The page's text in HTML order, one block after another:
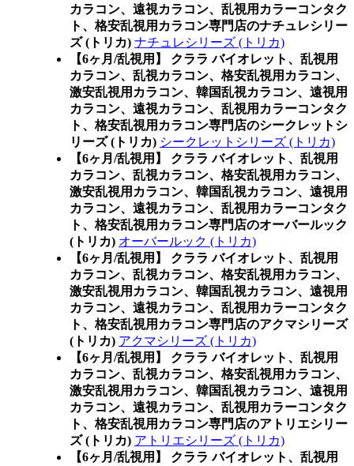
カラコン、遠視カラコン、乱視用カラーコンタク
ト、格安乱視用カラコン専門店のナチュレシリー
ズ (トリカ) ナチュレシリーズ (トリカ)
【6ヶ月/乱視用】 クララ バイオレット、乱視用
カラコン、乱視カラコン、格安乱視用カラコン、
激安乱視用カラコン、韓国乱視カラコン、遠視用
カラコン、遠視カラコン、乱視用カラーコンタク
ト、格安乱視用カラコン専門店のシークレットシ
リーズ (トリカ) シークレットシリーズ (トリカ)
【6ヶ月/乱視用】 クララ バイオレット、乱視用
カラコン、乱視カラコン、格安乱視用カラコン、
激安乱視用カラコン、韓国乱視カラコン、遠視用
カラコン、遠視カラコン、乱視用カラーコンタク
ト、格安乱視用カラコン専門店のオーバールック
(トリカ) オーバールック (トリカ)
【6ヶ月/乱視用】 クララ バイオレット、乱視用
カラコン、乱視カラコン、格安乱視用カラコン、
激安乱視用カラコン、韓国乱視カラコン、遠視用
カラコン、遠視カラコン、乱視用カラーコンタク
ト、格安乱視用カラコン専門店のアクマシリーズ
(トリカ) アクマシリーズ (トリカ)
【6ヶ月/乱視用】 クララ バイオレット、乱視用
カラコン、乱視カラコン、格安乱視用カラコン、
激安乱視用カラコン、韓国乱視カラコン、遠視用
カラコン、遠視カラコン、乱視用カラーコンタク
ト、格安乱視用カラコン専門店のアトリエシリー
ズ (トリカ) アトリエシリーズ (トリカ)
【6ヶ月/乱視用】 クララ バイオレット、乱視用